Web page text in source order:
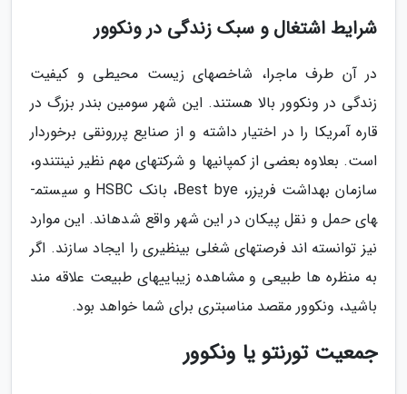
شرایط اشتغال و سبک زندگی در ونکوور
در آن طرف ماجرا، شاخص­های زیست محیطی و کیفیت
زندگی در ونکوور بالا هستند. این شهر سومین بندر بزرگ در
قاره آمریکا را در اختیار داشته و از صنایع پررونقی برخوردار
است. بعلاوه بعضی از کمپانی­ها و شرکت­های مهم نظیر نینتندو،
سازمان بهداشت فریزر، Best bye، بانک HSBC و سیستم­
های حمل و نقل پیکان در این شهر واقع شده­اند. این موارد
نیز توانسته ­اند فرصت­های شغلی بی­نظیری را ایجاد سازند. اگر
به منظره ها طبیعی و مشاهده زیبایی­های طبیعت علاقه­ مند
باشید، ونکوور مقصد مناسب­تری برای شما خواهد بود.
جمعیت تورنتو یا ونکوور